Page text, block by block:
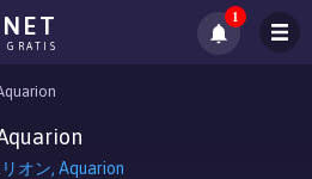
GRATIS
1
オン, Aquarion